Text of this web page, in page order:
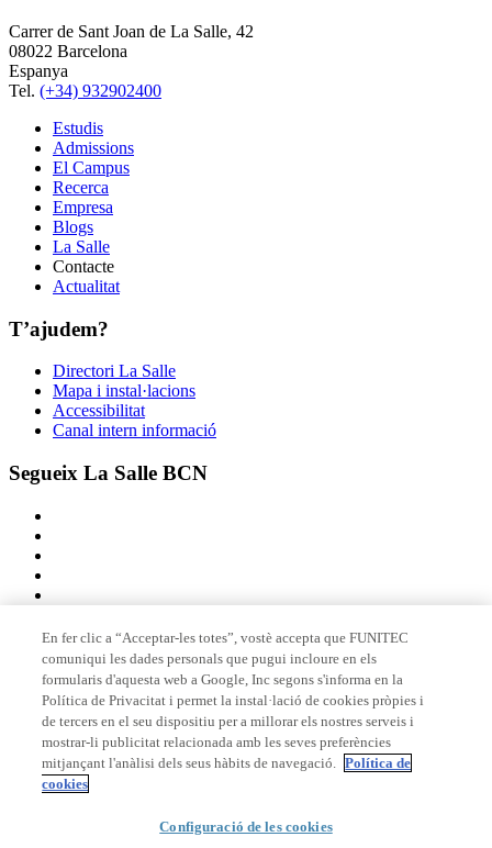
Carrer de Sant Joan de La Salle, 42
08022 Barcelona
Espanya
Tel. (+34) 932902400
Estudis
Admissions
El Campus
Recerca
Empresa
Blogs
La Salle
Contacte
Actualitat
T’ajudem?
Directori La Salle
Mapa i instal·lacions
Accessibilitat
Canal intern informació
Segueix La Salle BCN
Membre de
Acreditacions
© 2026 La Salle Campus Barcelona - URL |Avís legal
En fer clic a “Acceptar-les totes”, vostè accepta que FUNITEC
comuniqui les dades personals que pugui incloure en els
formularis d'aquesta web a Google, Inc segons s'informa en la
Política de Privacitat i permet la instal·lació de cookies pròpies i
de tercers en el seu dispositiu per a millorar els nostres serveis i
mostrar-li publicitat relacionada amb les seves preferències
mitjançant l'anàlisi dels seus hàbits de navegació. Política de
cookies
Configuració de les cookies